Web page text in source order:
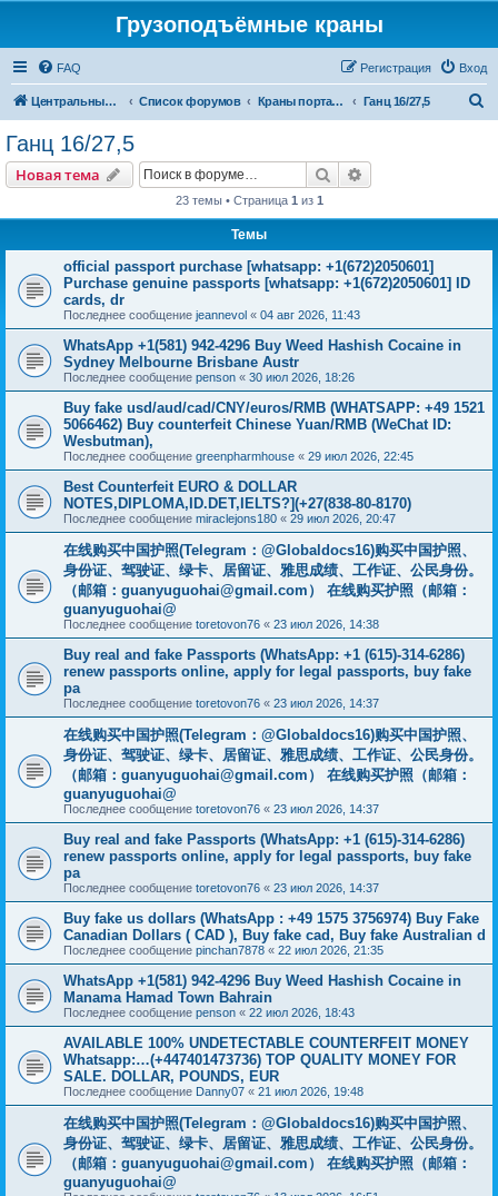
Грузоподъёмные краны
FAQ Вход
Регистрация
Центральный сайт Список форумов Краны портальные Ганц 16/27,5
Ганц 16/27,5
Новая тема Поиск
23 темы • Страница 1 из 1
Темы
official passport purchase [whatsapp: +1(672)2050601]
Purchase genuine passports [whatsapp: +1(672)2050601] ID
cards, dr
Последнее сообщение jeannevol « 04 авг 2026, 11:43
WhatsApp +1(581) 942-4296 Buy Weed Hashish Cocaine in
Sydney Melbourne Brisbane Austr
Последнее сообщение penson « 30 июл 2026, 18:26
Buy fake usd/aud/cad/CNY/euros/RMB (WHATSAPP: +49 1521
5066462) Buy counterfeit Chinese Yuan/RMB (WeChat ID:
Wesbutman),
Последнее сообщение greenpharmhouse « 29 июл 2026, 22:45
Best Counterfeit EURO & DOLLAR
NOTES,DIPLOMA,ID.DET,IELTS?](+27(838-80-8170)
Последнее сообщение miraclejons180 « 29 июл 2026, 20:47
在线购买中国护照(Telegram：@Globaldocs16)购买中国护照、
身份证、驾驶证、绿卡、居留证、雅思成绩、工作证、公民身份。
（邮箱： guanyuguohai@gmail.com ） 在线购买护照（邮箱：
guanyuguohai@
Последнее сообщение toretovon76 « 23 июл 2026, 14:38
Buy real and fake Passports (WhatsApp: +1 (615)-314-6286)
renew passports online, apply for legal passports, buy fake
pa
Последнее сообщение toretovon76 « 23 июл 2026, 14:37
在线购买中国护照(Telegram：@Globaldocs16)购买中国护照、
身份证、驾驶证、绿卡、居留证、雅思成绩、工作证、公民身份。
（邮箱： guanyuguohai@gmail.com ） 在线购买护照（邮箱：
guanyuguohai@
Последнее сообщение toretovon76 « 23 июл 2026, 14:37
Buy real and fake Passports (WhatsApp: +1 (615)-314-6286)
renew passports online, apply for legal passports, buy fake
pa
Последнее сообщение toretovon76 « 23 июл 2026, 14:37
Buy fake us dollars (WhatsApp : +49 1575 3756974) Buy Fake
Canadian Dollars ( CAD ), Buy fake cad, Buy fake Australian d
Последнее сообщение pinchan7878 « 22 июл 2026, 21:35
WhatsApp +1(581) 942-4296 Buy Weed Hashish Cocaine in
Manama Hamad Town Bahrain
Последнее сообщение penson « 22 июл 2026, 18:43
AVAILABLE 100% UNDETECTABLE COUNTERFEIT MONEY
Whatsapp:…(+447401473736) TOP QUALITY MONEY FOR
SALE. DOLLAR, POUNDS, EUR
Последнее сообщение Danny07 « 21 июл 2026, 19:48
在线购买中国护照(Telegram：@Globaldocs16)购买中国护照、
身份证、驾驶证、绿卡、居留证、雅思成绩、工作证、公民身份。
（邮箱： guanyuguohai@gmail.com ） 在线购买护照（邮箱：
guanyuguohai@